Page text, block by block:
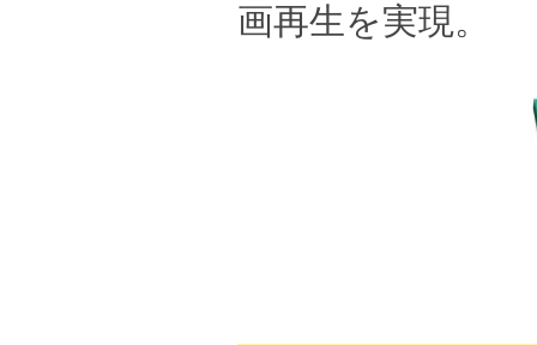
画再生を実現。